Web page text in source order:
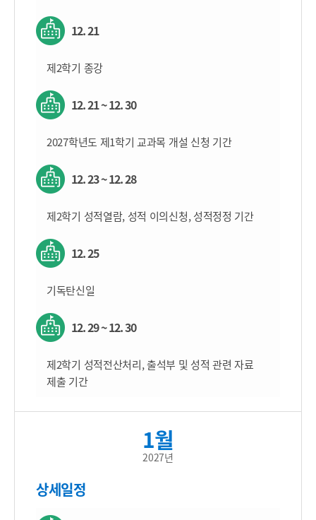
12. 21
제2학기 종강
12. 21 ~ 12. 30
2027학년도 제1학기 교과목 개설 신청 기간
12. 23 ~ 12. 28
제2학기 성적열람, 성적 이의신청, 성적정정 기간
12. 25
기독탄신일
12. 29 ~ 12. 30
제2학기 성적전산처리, 출석부 및 성적 관련 자료
제출 기간
1월
2027년
상세일정